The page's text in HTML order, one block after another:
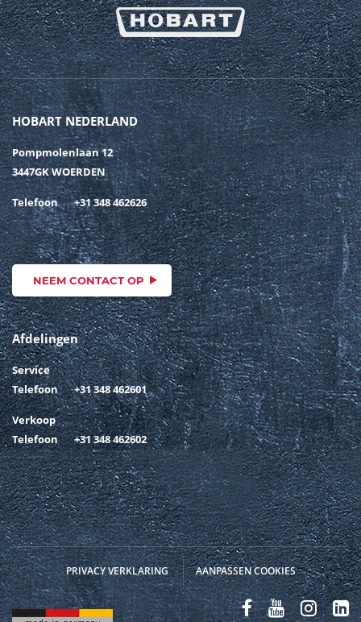
HOBART NEDERLAND
Pompmolenlaan 12
3447GK WOERDEN
Telefoon +31 348 462626
NEEM CONTACT OP
Afdelingen
Service
Telefoon
+31 348 462601
Verkoop
Telefoon
+31 348 462602
PRIVACY VERKLARING AANPASSEN COOKIES